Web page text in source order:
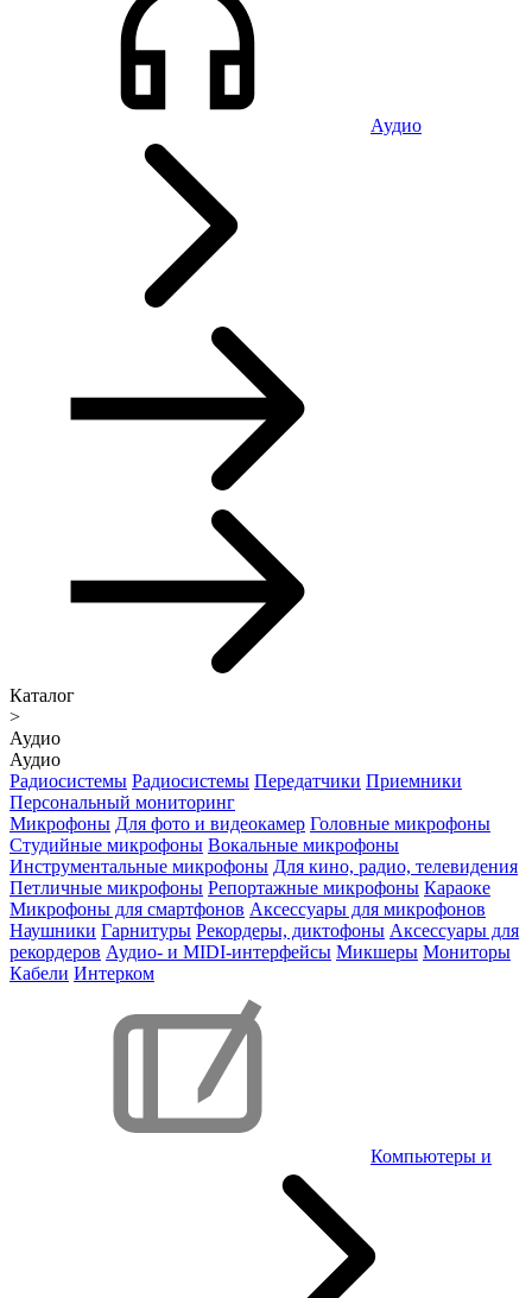
Аудио
Каталог
>
Аудио
Аудио
Радиосистемы Радиосистемы Передатчики Приемники
Персональный мониторинг
Микрофоны Для фото и видеокамер Головные микрофоны
Студийные микрофоны Вокальные микрофоны
Инструментальные микрофоны Для кино, радио, телевидения
Петличные микрофоны Репортажные микрофоны Караоке
Микрофоны для смартфонов Аксессуары для микрофонов
Наушники Гарнитуры Рекордеры, диктофоны Аксессуары для
рекордеров Аудио- и MIDI-интерфейсы Микшеры Мониторы
Кабели Интерком
Компьютеры и